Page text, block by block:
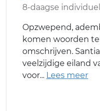
8-daagse
Opzwepend,
komen woorden
omschrijven.
veelzijdige eiland
voor